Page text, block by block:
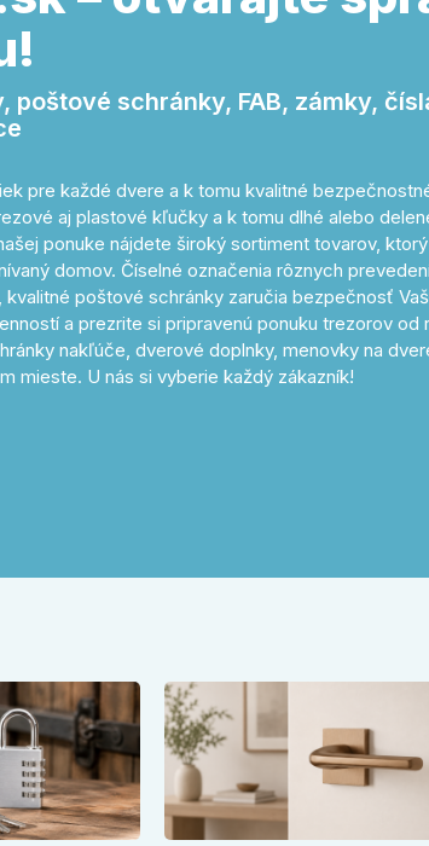
poštové schránky, FAB, zámky,
pre každé dvere a k tomu kvalitné
aj plastové kľučky a k tomu dlhé alebo
ponuke nájdete široký sortiment tovarov,
domov. Číselné označenia rôznych
kvalitné poštové schránky zaručia bezpečnosť
a prezrite si pripravenú ponuku trezorov od
nakľúče, dverové doplnky, menovky na
mieste. U nás si vyberie každý zákazník!